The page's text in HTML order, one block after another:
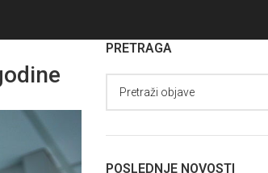
PRETRAGA
POSLEDNJE NOVOSTI